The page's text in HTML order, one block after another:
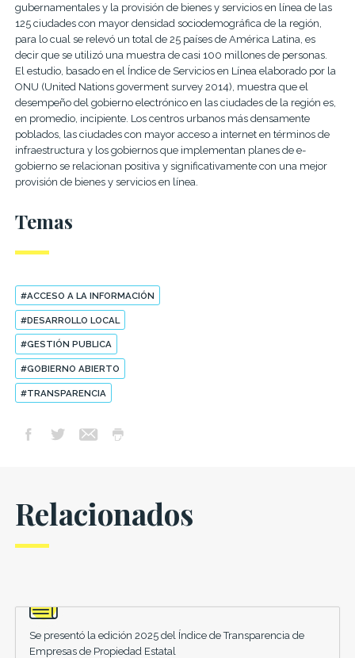
gubernamentales y la provisión de bienes y servicios en línea de las
125 ciudades con mayor densidad sociodemográfica de la región,
para lo cual se relevó un total de 25 países de América Latina, es
decir que se utilizó una muestra de casi 100 millones de personas.
El estudio, basado en el Índice de Servicios en Línea elaborado por la
ONU (United Nations goverment survey 2014), muestra que el
desempeño del gobierno electrónico en las ciudades de la región es,
en promedio, incipiente. Los centros urbanos más densamente
poblados, las ciudades con mayor acceso a internet en términos de
infraestructura y los gobiernos que implementan planes de e-
gobierno se relacionan positiva y significativamente con una mejor
provisión de bienes y servicios en línea.
Temas
#ACCESO A LA INFORMACIÓN
#DESARROLLO LOCAL
#GESTIÓN PUBLICA
#GOBIERNO ABIERTO
#TRANSPARENCIA
Relacionados
Se presentó la edición 2025 del Índice de Transparencia de
Empresas de Propiedad Estatal